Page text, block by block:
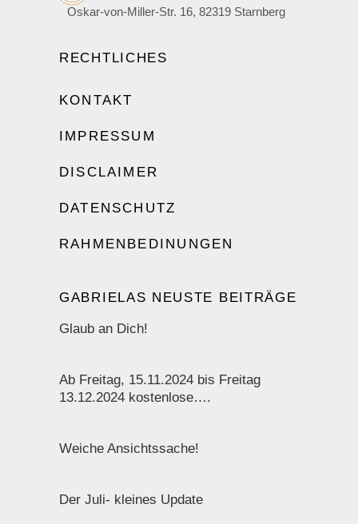
Oskar-von-Miller-Str. 16, 82319 Starnberg
RECHTLICHES
KONTAKT
IMPRESSUM
DISCLAIMER
DATENSCHUTZ
RAHMENBEDINUNGEN
GABRIELAS NEUSTE BEITRÄGE
Glaub an Dich!
Ab Freitag, 15.11.2024 bis Freitag
13.12.2024 kostenlose….
Weiche Ansichtssache!
Der Juli- kleines Update